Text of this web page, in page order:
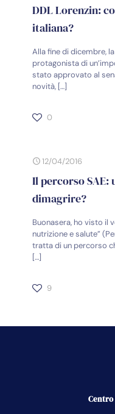
DDL Lorenzin:
italiana?
Alla fine di dicembre,
protagonista di
stato approvato al
novità, […]
0
12/04/2016
Il percorso SAE:
dimagrire?
Buonasera, ho visto il
nutrizione e salute”
tratta di un percorso
[…]
9